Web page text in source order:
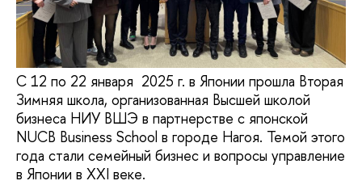
С 12 по 22 января 2025 г. в Японии прошла Вторая
Зимняя школа, организованная Высшей школой
бизнеса НИУ ВШЭ в партнерстве с японской
NUCB Business School в городе Нагоя. Темой этого
года стали семейный бизнес и вопросы управление
в Японии в XXI веке.